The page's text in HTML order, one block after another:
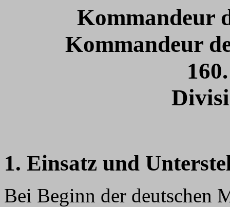
Kommandeur
Kommandeur
1. Einsatz und
Bei Beginn der deutschen